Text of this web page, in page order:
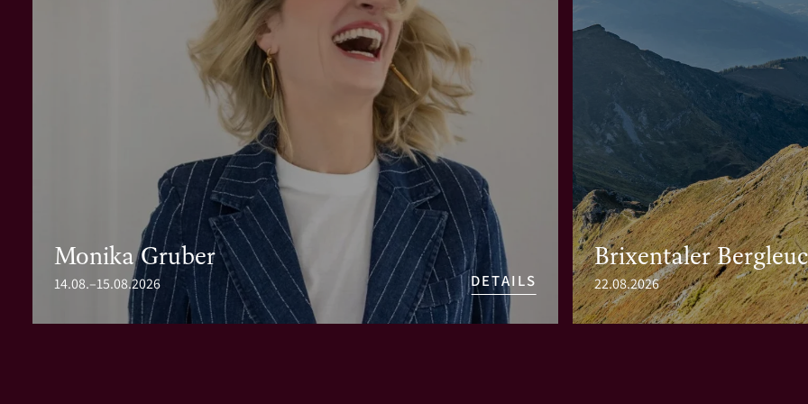
Monika Gruber
14.08.–15.08.2026 DETAILS
Brixentaler
22.08.2026